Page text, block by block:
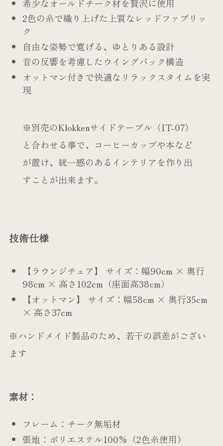
希少なオールドチーク材を贅沢に使用
2色の糸で織り上げた上質なレッドファブリッ
ク
自由な姿勢で寛げる、ゆとりある設計
音の反響を考慮したウイングバック構造
オットマン付きで快適なリラックスタイムを実
現
※別売のKlokkenサイドテーブル（IT-07）
と合わせる事で、コーヒーカップや本など
が置け、統一感のあるインテリアを作り出
すことが出来ます。
技術仕様
【ラウンジチェア】 サイズ：幅90cm × 奥行
98cm × 高さ102cm（座面高38cm）
【オットマン】 サイズ：幅58cm × 奥行35cm
× 高さ37cm
※ハンドメイド製品のため、若干の誤差がござい
ます
素材：
フレーム：チーク無垢材
張地：ポリエステル100%（2色糸使用）